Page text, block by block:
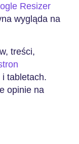
Resizer
wygląda na
treści,
tabletach.
opinie na